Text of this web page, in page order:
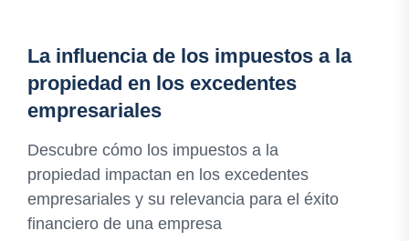
La influencia de los impuestos a la
propiedad en los excedentes
empresariales
Descubre cómo los impuestos a la
propiedad impactan en los excedentes
empresariales y su relevancia para el éxito
financiero de una empresa